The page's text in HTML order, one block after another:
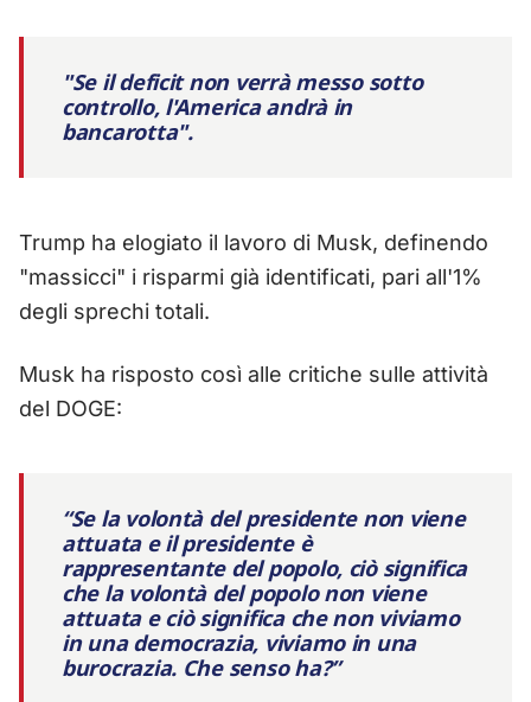
"Se il deficit non verrà messo sotto
controllo, l'America andrà in
bancarotta".
Trump ha elogiato il lavoro di Musk, definendo
"massicci" i risparmi già identificati, pari all'1%
degli sprechi totali.
Musk ha risposto così alle critiche sulle attività
del DOGE:
“Se la volontà del presidente non viene
attuata e il presidente è
rappresentante del popolo, ciò significa
che la volontà del popolo non viene
attuata e ciò significa che non viviamo
in una democrazia, viviamo in una
burocrazia. Che senso ha?”